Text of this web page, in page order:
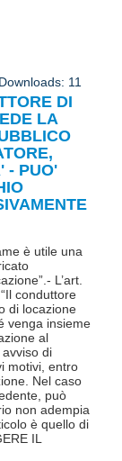
Downloads: 11
DI
LA
- PUO'
è utile una
L’art.
conduttore
di locazione
venga insieme
al
di
motivi, entro
Nel caso
può
non adempia
è quello di
IL